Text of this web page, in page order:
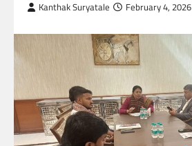
Kanthak Suryatale February 4, 2026